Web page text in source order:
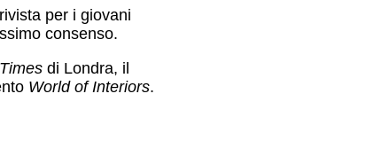
per i giovani
consenso.
Times di Londra, il
World of Interiors.